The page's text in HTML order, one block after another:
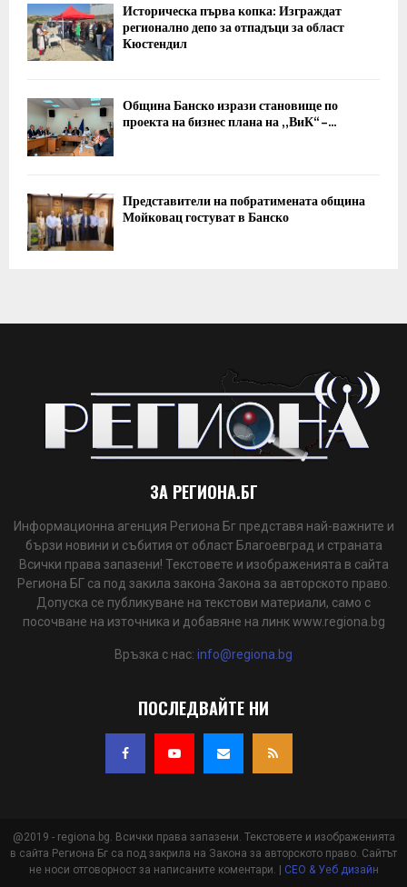
Историческа първа копка: Изграждат
регионално депо за отпадъци за област
Кюстендил
Община Банско изрази становище по
проекта на бизнес плана на „ВиК“ –...
Представители на побратимената община
Мойковац гостуват в Банско
ЗА РЕГИОНА.БГ
Информационна агенция Региона Бг представя най-важните и
бързи новини и събития от област Благоевград и страната
Всички права запазени! Текстовете и изображенията в сайта
Региона БГ са под закила закона Закона за авторското право.
Допуска се публикуване на текстови материали, само с
посочване на източника и добавяне на линк www.regiona.bg
Връзка с нас: info@regiona.bg
ПОСЛЕДВАЙТЕ НИ
@2019 - regiona.bg. Всички права запазени. Текстовете и изображенията
в сайта Региона Бг са под закрила на Закона за авторското право. Сайтът
не носи отговорност за написаните коментари. | СЕО & Уеб дизайн